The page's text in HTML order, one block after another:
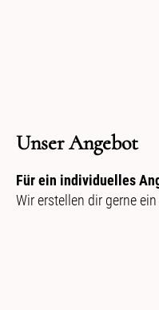
Unser Angebot
Für ein individuelles
Wir erstellen dir gerne